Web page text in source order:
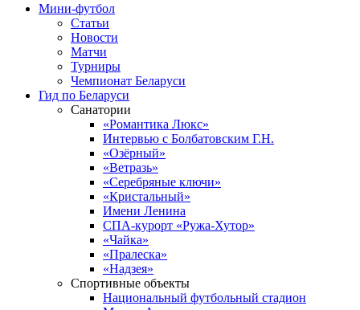
Мини-футбол
Статьи
Новости
Матчи
Турниры
Чемпионат Беларуси
Гид по Беларуси
Санатории
«Романтика Люкс»
Интервью с Болбатовским Г.Н.
«Озёрный»
«Ветразь»
«Серебряные ключи»
«Кристальный»
Имени Ленина
СПА-курорт «Ружа-Хутор»
«Чайка»
«Пралеска»
«Надзея»
Спортивные объекты
Национальный футбольный стадион